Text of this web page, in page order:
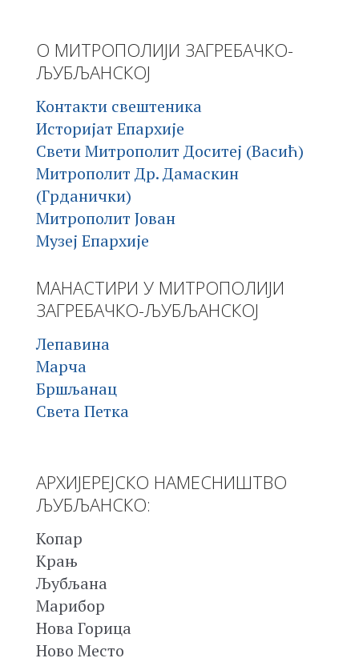
О МИТРОПОЛИЈИ ЗАГРЕБАЧКО-
ЉУБЉАНСКОЈ
Контакти свештеника
Историјат Епархије
Свети Митрополит Доситеј (Васић)
Митрополит Др. Дамаскин
(Грданички)
Митрополит Јован
Музеј Епархије
МАНАСТИРИ У МИТРОПОЛИЈИ
ЗАГРЕБАЧКО-ЉУБЉАНСКОЈ
Лепавина
Марча
Бршљанац
Света Петка
АРХИЈЕРЕЈСКО НАМЕСНИШТВО
ЉУБЉАНСКО:
Копар
Крањ
Љубљана
Марибор
Нова Горица
Ново Место